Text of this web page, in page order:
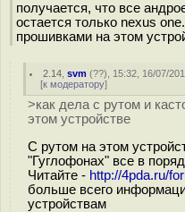
получается, что все
остается только nexus
прошивками на этом
2.14 ,svm (??), 15:32, 16/07/
[к модератору]
>как дела с рутом и
этом устройстве
С рутом на этом
"Гуглофонах" все в
Читайте - http://4pda.ru/
больше всего
устройствам